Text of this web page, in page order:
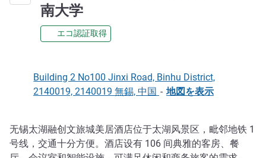
南大学
エコ認証取得
Building 2 No100 Jinxi Road, Binhu District,
2140019, 2140019 無錫, 中国 - 地図を表示
説明
无锡太湖融创文旅城美居酒店位于太湖风景区，毗邻地铁 1
号线，交通十分方便。酒店设有 106 间典雅的客房、餐